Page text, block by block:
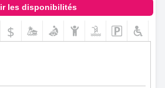
les disponibilités
$